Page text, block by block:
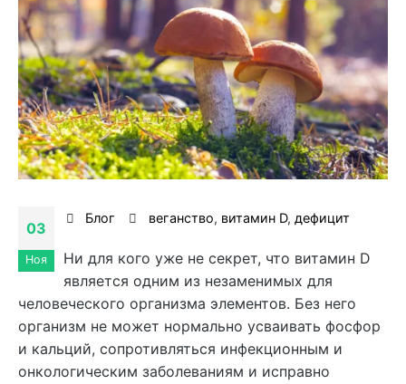
03
Ноя
Блог веганство, витамин D, дефицит
Ни для кого уже не секрет, что витамин D
является одним из незаменимых для
человеческого организма элементов. Без него
организм не может нормально усваивать фосфор
и кальций, сопротивляться инфекционным и
онкологическим заболеваниям и исправно